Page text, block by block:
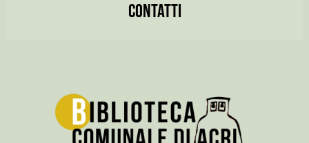
CONTATTI